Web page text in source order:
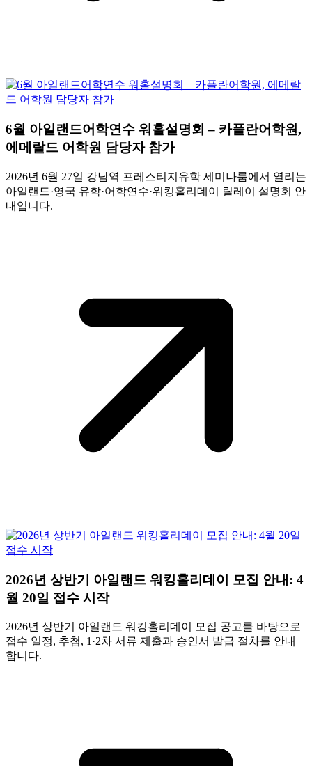
6월 아일랜드어학연수 워홀설명회 – 카플란어학원,
에메랄드 어학원 담당자 참가
2026년 6월 27일 강남역 프레스티지유학 세미나룸에서 열리는
아일랜드·영국 유학·어학연수·워킹홀리데이 릴레이 설명회 안
내입니다.
2026년 상반기 아일랜드 워킹홀리데이 모집 안내: 4
월 20일 접수 시작
2026년 상반기 아일랜드 워킹홀리데이 모집 공고를 바탕으로
접수 일정, 추첨, 1·2차 서류 제출과 승인서 발급 절차를 안내
합니다.